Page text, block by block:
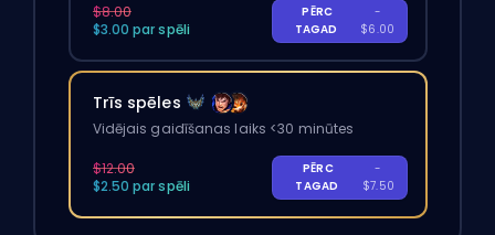
$8.00
$3.00 par spēli
PĒRC
TAGAD
-
$6.00
Trīs spēles
Vidējais gaidīšanas laiks <30 minūtes
$12.00
$2.50 par spēli
PĒRC
TAGAD
-
$7.50